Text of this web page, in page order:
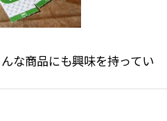
な商品にも興味を持ってい